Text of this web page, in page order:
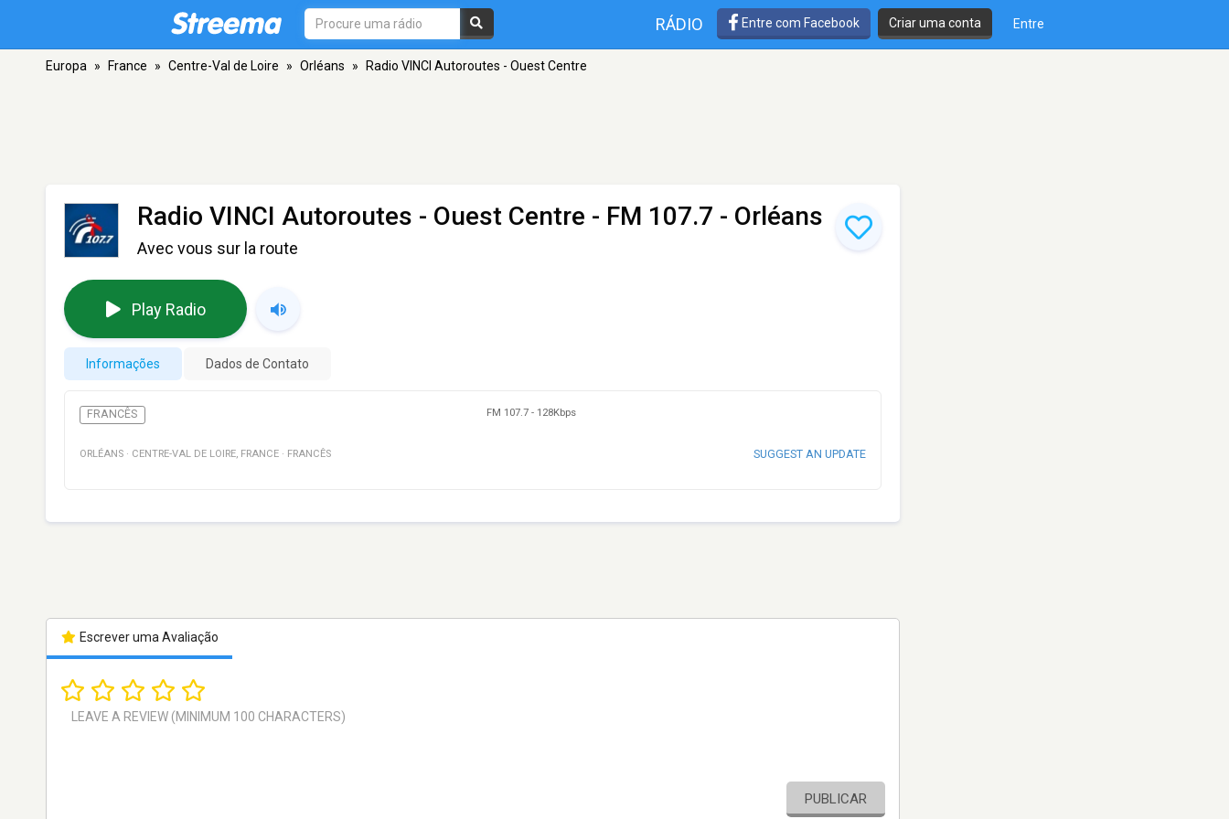
RÁDIO Entre com Facebook Criar uma conta Entre
Europa » France » Centre-Val de Loire » Orléans » Radio VINCI Autoroutes - Ouest Centre
Radio VINCI Autoroutes - Ouest Centre - FM 107.7 - Orléans
Avec vous sur la route
Play Radio
Informações Dados de Contato
FRANCÊS FM 107.7 - 128Kbps
ORLÉANS · CENTRE-VAL DE LOIRE, FRANCE · FRANCÊS SUGGEST AN UPDATE
Escrever uma Avaliação
PUBLICAR